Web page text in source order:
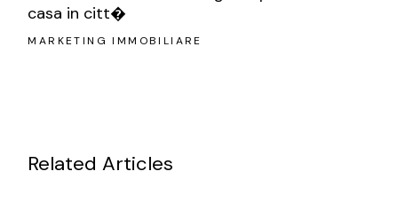
casa in citt�
MARKETING IMMOBILIARE
Related Articles